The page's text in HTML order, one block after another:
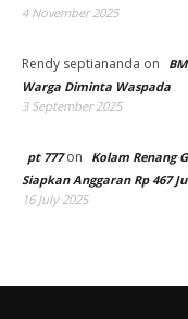
4 November 2025
Rendy septiananda on
Warga Diminta Waspada
3 September 2025
pt 777on
Kolam Renang
Siapkan Anggaran Rp 467
16 July 2025